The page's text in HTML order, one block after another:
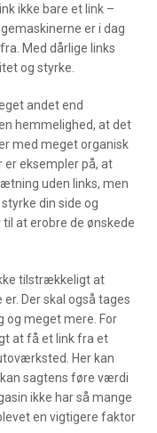
ikke bare et link –
er i dag
Med dårlige links
og styrke.
andet end
hemmelighed, at det
med meget organisk
er eksempler på, at
uden links, men
din side og
at erobre de ønskede
tilstrækkeligt at
Der skal også tages
og meget mere. For
at få et link fra et
Her kan
sagtens føre værdi
ikke har så mange
en vigtigere faktor